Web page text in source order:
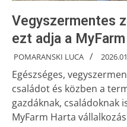
Vegyszermentes
ezt adja a MyFarm
POMARANSKI LUCA
Egészséges,
családot és közben a
gazdáknak, családoknak
MyFarm Harta